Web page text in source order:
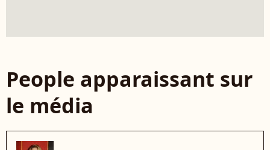
People apparaissant sur
le média